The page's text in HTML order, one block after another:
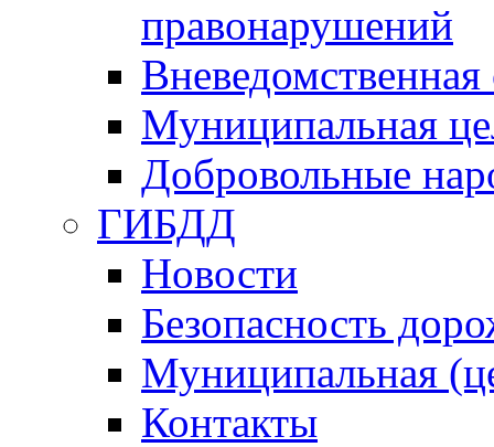
правонарушений
Вневедомственная
Муниципальная
Добровольные
ГИБДД
Новости
Безопасность
Муниципальная
Контакты